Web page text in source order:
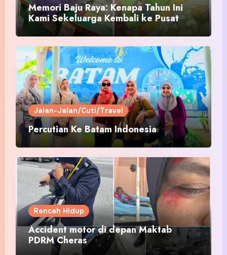
Memori Baju Raya: Kenapa Tahun Ini
Kami Sekeluarga Kembali ke Pusat
Pakaian Hari-Hari?
Jalan-Jalan/Cuti/Travel
Percutian Ke Batam Indonesia
Rencah Hidup
Accident motor di depan Maktab
PDRM Cheras